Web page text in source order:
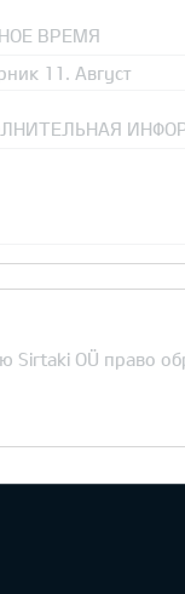
ВРЕМЯ
11. Август
OÜ право